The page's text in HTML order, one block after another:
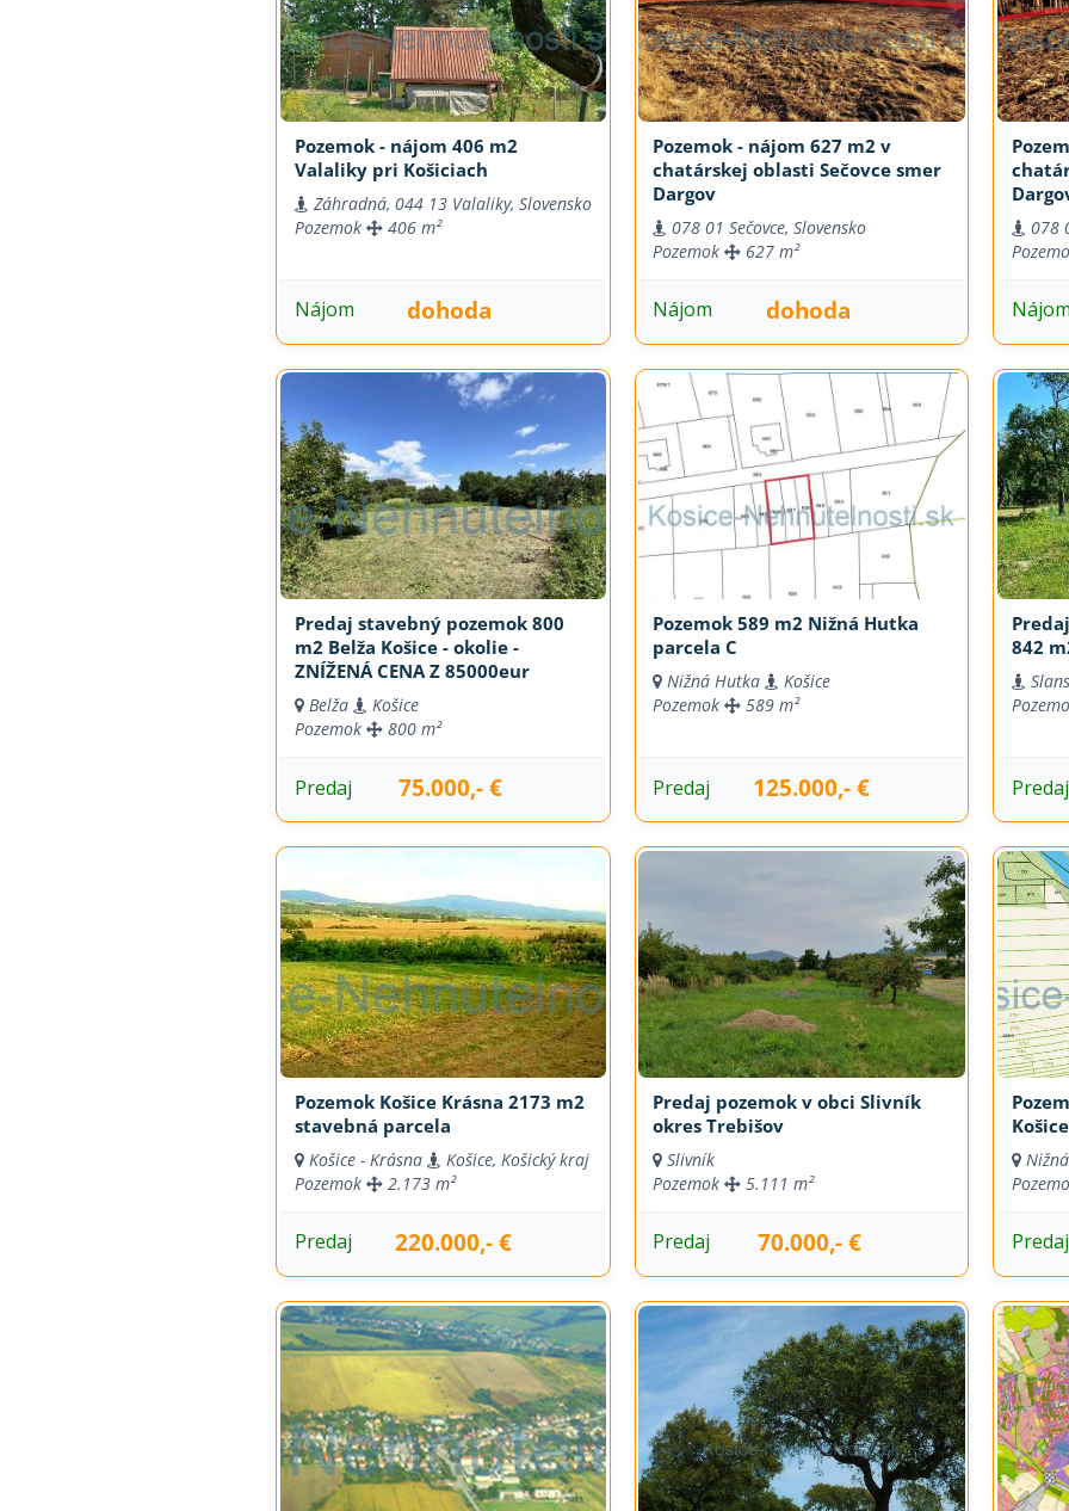
Pozemok - nájom 406 m2
Valaliky pri Košiciach
Záhradná, 044 13 Valaliky, Slovensko
Pozemok
406 m²
Nájom dohoda
Pozemok - nájom 627 m2 v
chatárskej oblasti Sečovce smer
Dargov
078 01 Sečovce, Slovensko
Pozemok
627 m²
Nájom dohoda
078
Nájom
Predaj stavebný pozemok 800
m2 Belža Košice - okolie -
ZNÍŽENÁ CENA Z 85000eur
Belža
Košice
Pozemok
800 m²
Predaj 75.000,- €
Pozemok 589 m2 Nižná Hutka
parcela C
Nižná Hutka
Košice
Pozemok
589 m²
Predaj 125.000,- €
842
Predaj
Pozemok Košice Krásna 2173 m2
stavebná parcela
Košice - Krásna
Košice, Košický kraj
Pozemok
2.173 m²
Predaj 220.000,- €
Predaj pozemok v obci Slivník
okres Trebišov
Slivník
Pozemok
5.111 m²
Predaj 70.000,- € Predaj